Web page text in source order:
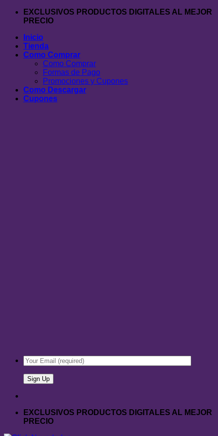
Saltar
EXCLUSIVOS PRODUCTOS DIGITALES AL MEJOR
PRECIO
Inicio
Tienda
Como Comprar
Como Comprar
Formas de Pago
Promociones y Cupones
Como Descargar
Cupones
EXCLUSIVOS PRODUCTOS DIGITALES AL MEJOR
PRECIO